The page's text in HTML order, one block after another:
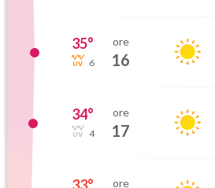
35°
6
ore
16
34°
4
ore
17
ore